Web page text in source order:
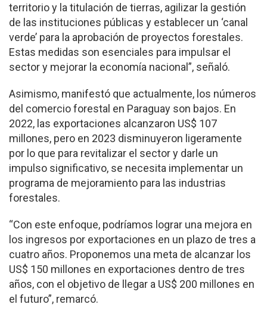
territorio y la titulación de tierras, agilizar la gestión
de las instituciones públicas y establecer un ‘canal
verde’ para la aprobación de proyectos forestales.
Estas medidas son esenciales para impulsar el
sector y mejorar la economía nacional”, señaló.
Asimismo, manifestó que actualmente, los números
del comercio forestal en Paraguay son bajos. En
2022, las exportaciones alcanzaron US$ 107
millones, pero en 2023 disminuyeron ligeramente
por lo que para revitalizar el sector y darle un
impulso significativo, se necesita implementar un
programa de mejoramiento para las industrias
forestales.
“Con este enfoque, podríamos lograr una mejora en
los ingresos por exportaciones en un plazo de tres a
cuatro años. Proponemos una meta de alcanzar los
US$ 150 millones en exportaciones dentro de tres
años, con el objetivo de llegar a US$ 200 millones en
el futuro”, remarcó.